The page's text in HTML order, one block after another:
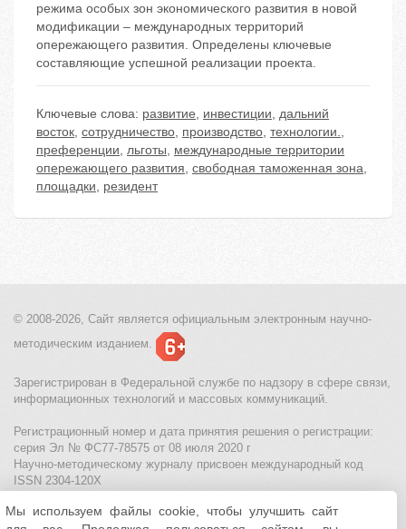
режима особых зон экономического развития в новой
модификации – международных территорий
опережающего развития. Определены ключевые
составляющие успешной реализации проекта.
Ключевые слова: развитие, инвестиции, дальний
восток, сотрудничество, производство, технологии.,
преференции, льготы, международные территории
опережающего развития, свободная таможенная зона,
площадки, резидент
© 2008-2026, Сайт является официальным электронным научно-
методическим изданием.
Зарегистрирован в Федеральной службе по надзору в сфере связи,
информационных технологий и массовых коммуникаций.
Регистрационный номер и дата принятия решения о регистрации:
серия Эл № ФС77-78575 от 08 июля 2020 г
Научно-методическому журналу присвоен международный код
ISSN 2304-120X
МЦИТО|Школьные олимпиады и онлайн конкурсы для детей
Мы используем файлы cookie, чтобы улучшить сайт